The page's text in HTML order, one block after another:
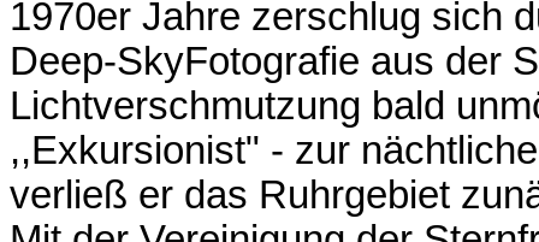
1970er Jahre zerschlug sich
Deep-SkyFotografie aus der
Lichtverschmutzung bald
,,Exkursionist" - zur
verließ er das Ruhrgebiet